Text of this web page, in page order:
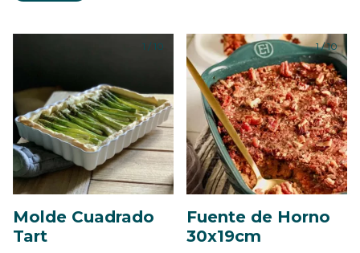
1 / 10
Molde Cuadrado
Tart
1/10
Fuente de Horno
30x19cm